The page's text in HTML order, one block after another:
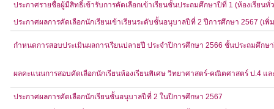
ประกาศรายชื่อผู้มีสิทธิ์เข้ารับการคัดเลือกเข้าเรียนชั้นประถมศึกษาปีที่ 1 (ห้องเรียน
ประกาศผลการคัดเลือกนักเรียนเข้าเรียนระดับชั้นอนุบาลปีที่ 2 ปีการศึกษา 2567 (เพิ่
กำหนดการสอบประเมินผลการเรียนปลายปี ประจำปีการศึกษา 2566 ชั้นประถมศึกษ
ผลคะแนนการสอบคัดเลือกนักเรียนห้องเรียนพิเศษ วิทยาศาสตร์-คณิตศาสตร์ ป.4 แล
ประกาศผลการคัดเลือกนักเรียนชั้นอนุบาลปีที่ 2 ในปีการศึกษา 2567